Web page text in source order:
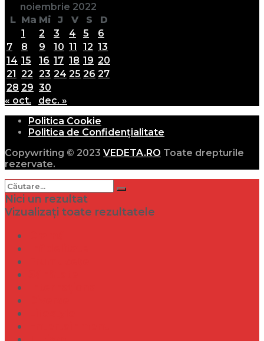
noiembrie 2022
L Ma Mi J V S
D
1
2 3 4 5
6
7
8 9 10 11 12 13
14 15 16 17 18 19 20
21
22 23 24 25 26 27
28 29 30
« oct.
dec. »
Politica Cookie
Politica de Confidențialitate
Copywriting © 2023 VEDETA.RO Toate drepturile
rezervate.
Nici un rezultat
Vizualizați toate rezultatele